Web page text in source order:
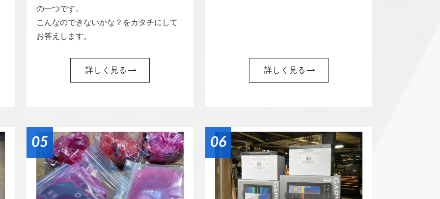
の一つです。
こんなのできないかな？をカタチにして
お答えします。
詳しく見る 詳しく見る
05 06